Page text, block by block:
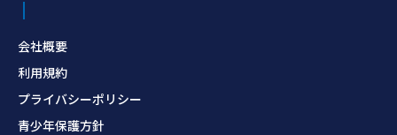
会社概要
利用規約
プライバシーポリシー
青少年保護方針